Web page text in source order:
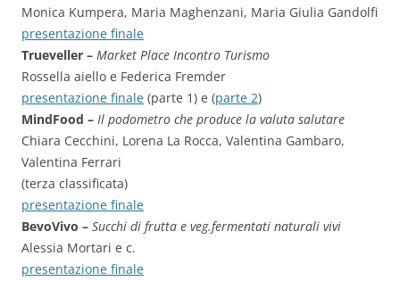
Monica Kumpera, Maria Maghenzani, Maria Giulia Gandolfi
presentazione finale
Trueveller – Market Place Incontro Turismo
Rossella aiello e Federica Fremder
presentazione finale (parte 1) e (parte 2)
MindFood – Il podometro che produce la valuta salutare
Chiara Cecchini, Lorena La Rocca, Valentina Gambaro,
Valentina Ferrari
(terza classificata)
presentazione finale
BevoVivo – Succhi di frutta e veg.fermentati naturali vivi
Alessia Mortari e c.
presentazione finale